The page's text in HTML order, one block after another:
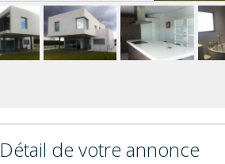
Détail de votre annonce